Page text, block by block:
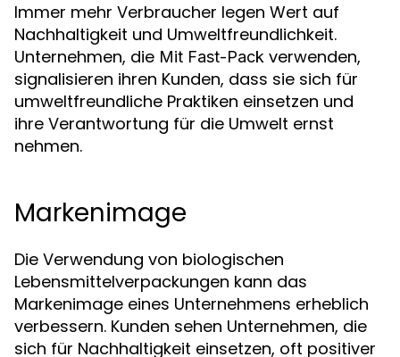
Immer mehr Verbraucher legen Wert auf
Nachhaltigkeit und Umweltfreundlichkeit.
Unternehmen, die Mit Fast-Pack verwenden,
signalisieren ihren Kunden, dass sie sich für
umweltfreundliche Praktiken einsetzen und
ihre Verantwortung für die Umwelt ernst
nehmen.
Markenimage
Die Verwendung von biologischen
Lebensmittelverpackungen kann das
Markenimage eines Unternehmens erheblich
verbessern. Kunden sehen Unternehmen, die
sich für Nachhaltigkeit einsetzen, oft positiver